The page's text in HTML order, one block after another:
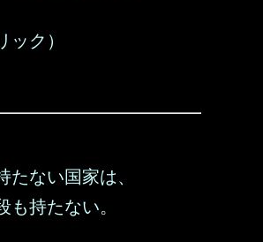
ック）
たない国家は、
も持たない。